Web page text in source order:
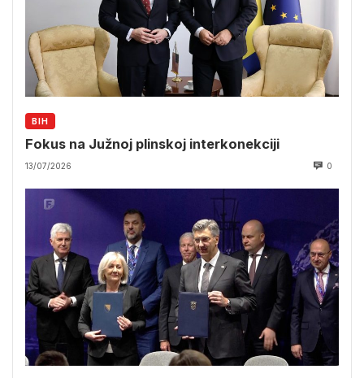
BIH
Fokus na Južnoj plinskoj interkonekciji
13/07/2026 0